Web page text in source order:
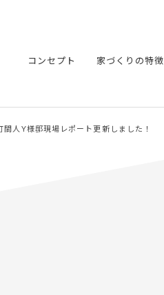
コンセプト 家づくりの特徴
人Y様邸現場レポート更新しました！